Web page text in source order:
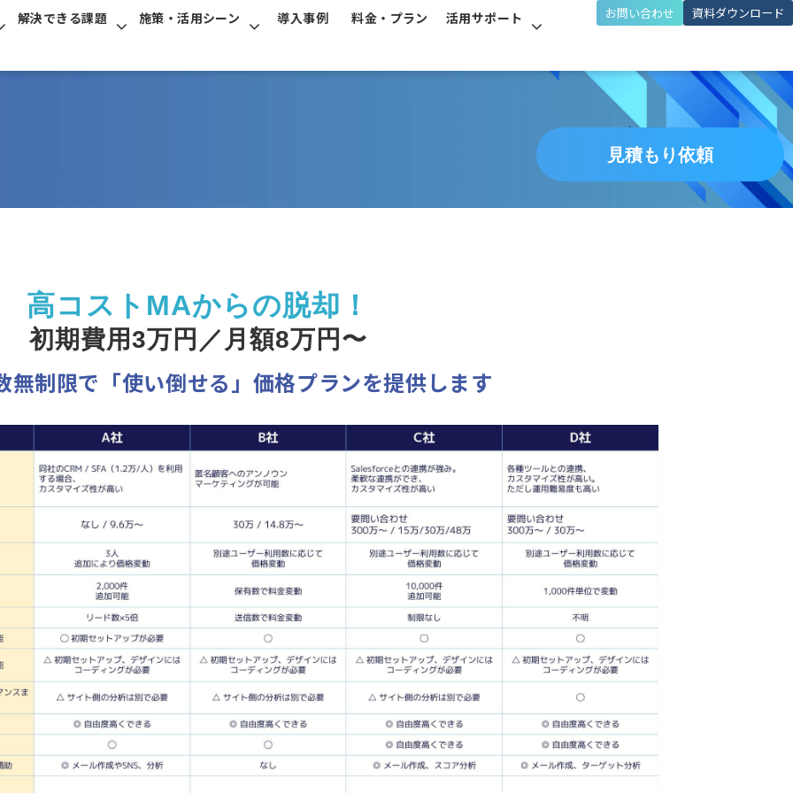
解決できる課題 施策・活用シーン 導入事例 料金・プラン 活用サポート お問い合わせ 資料ダウンロード
見積もり依頼
高コストMAからの脱却！
初期費用3万円／月額8万円〜
無制限で「使い倒せる」価格プランを提供します